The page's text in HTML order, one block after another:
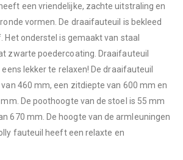
een vriendelijke, zachte uitstraling en
vormen. De draaifauteuil is bekleed
onderstel is gemaakt van staal
zwarte poedercoating. Draaifauteuil
lekker te relaxen! De draaifauteuil
460 mm, een zitdiepte van 600 mm en
De poothoogte van de stoel is 55 mm
670 mm. De hoogte van de armleuningen
fauteuil heeft een relaxte en